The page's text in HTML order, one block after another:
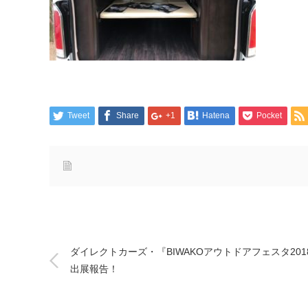
Tweet Share +1 Hatena Pocket
ダイレクトカーズ・『BIWAKOアウトドアフェスタ
出展報告！